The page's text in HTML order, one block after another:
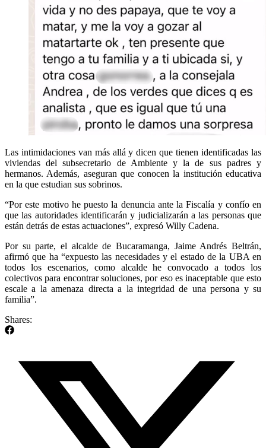
Las intimidaciones van más allá y dicen que tienen identificadas las
viviendas del subsecretario de Ambiente y la de sus padres y
hermanos. Además, aseguran que conocen la institución educativa
en la que estudian sus sobrinos.
“Por este motivo he puesto la denuncia ante la Fiscalía y confío en
que las autoridades identificarán y judicializarán a las personas que
están detrás de estas actuaciones”, expresó Willy Cadena.
Por su parte, el alcalde de Bucaramanga, Jaime Andrés Beltrán,
afirmó que ha “expuesto las necesidades y el estado de la UBA en
todos los escenarios, como alcalde he convocado a todos los
colectivos para encontrar soluciones, por eso es inaceptable que esto
escale a la amenaza directa a la integridad de una persona y su
familia”.
Shares: